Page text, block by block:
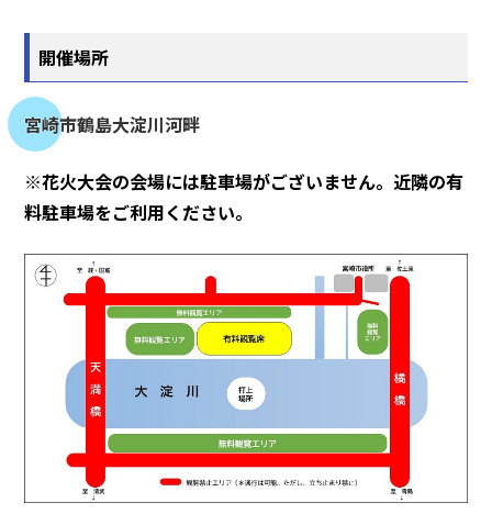
開催場所
宮崎市鶴島大淀川河畔
※花火大会の会場には駐車場がございません。近隣の有
料駐車場をご利用ください。